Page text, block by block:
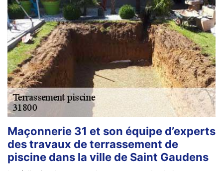
Maçonnerie 31 et son équipe d’experts
des travaux de terrassement de
piscine dans la ville de Saint Gaudens